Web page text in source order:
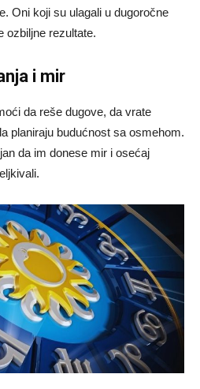
Oni koji su ulagali u dugoročne
ozbiljne rezultate.
i mir
da reše dugove, da vrate
planiraju budućnost sa osmehom.
da im donese mir i osećaj